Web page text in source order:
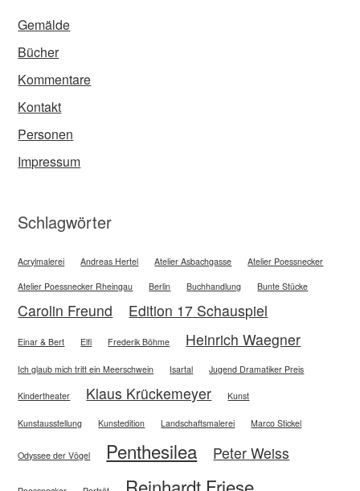
Gemälde
Bücher
Kommentare
Kontakt
Personen
Impressum
Schlagwörter
Acrylmalerei Andreas Hertel Atelier Asbachgasse Atelier Poessnecker
Atelier Poessnecker Rheingau Berlin Buchhandlung Bunte Stücke
Carolin Freund Edition 17 Schauspiel
Einar & Bert Elfi Frederik Böhme Heinrich Waegner
Ich glaub mich tritt ein Meerschwein Isartal Jugend Dramatiker Preis
Kindertheater Klaus Krückemeyer Kunst
Kunstausstellung Kunstedition Landschaftsmalerei Marco Stickel
Odyssee der Vögel Penthesilea Peter Weiss